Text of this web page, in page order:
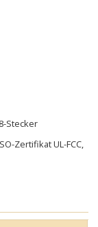
Stecker
Zertifikat UL-FCC,